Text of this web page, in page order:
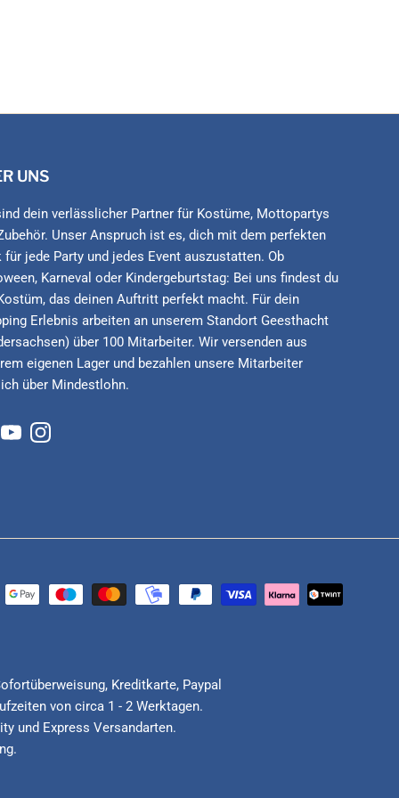
UNS
dein verlässlicher Partner für Kostüme, Mottopartys
Unser Anspruch ist es, dich mit dem perfekten
für jede Party und jedes Event auszustatten. Ob
Karneval oder Kindergeburtstag: Bei uns findest du
das deinen Auftritt perfekt macht. Für dein
Erlebnis arbeiten an unserem Standort Geesthacht
über 100 Mitarbeiter. Wir versenden aus
eigenen Lager und bezahlen unsere Mitarbeiter
über Mindestlohn.
YouTubeInstagram
Kreditkarte, Paypal
von circa 1 - 2 Werktagen.
und Express Versandarten.